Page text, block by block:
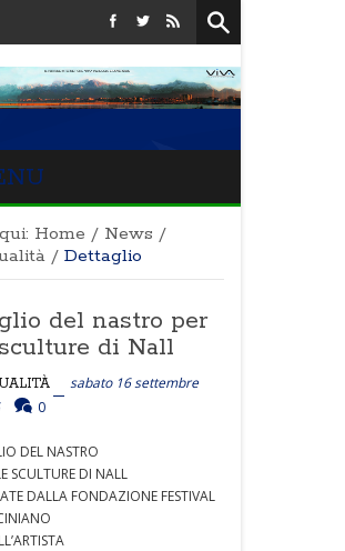
Home / News /
/ Dettaglio
del nastro per
di Nall
sabato 16 settembre
0
DEL NASTRO
SCULTURE DI NALL
DALLA FONDAZIONE FESTIVAL